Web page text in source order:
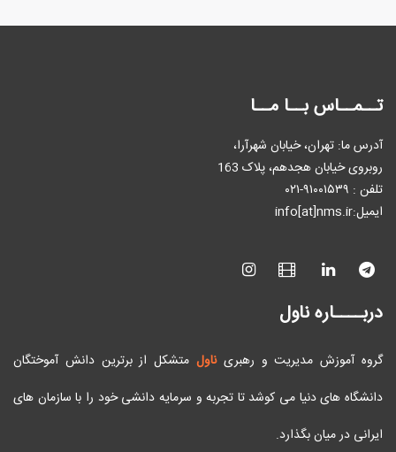
تــمــاس بــا مــا
آدرس ما: تهران، خیابان شهرآرا،
روبروی خیابان هجدهم، پلاک 163
تلفن : ٩۱۰۰۱۵۳۹-۰۲۱
ایمیل:info[at]nms.ir
دربــــاره ناول
گروه آموزش مدیریت و رهبریناول متشکل از برترین دانش آموختگان
دانشگاه های دنیا می کوشد تا تجربه و سرمایه دانشی خود را با سازمان های
ایرانی در میان بگذارد.